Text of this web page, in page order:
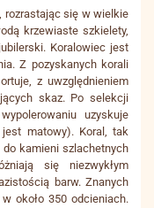
rozrastając się w wielkie
krzewiaste szkielety,
Koralowiec jest
Z pozyskanych korali
z uwzględnieniem
skaz. Po selekcji
uzyskuje
matowy). Koral, tak
do kamieni szlachetnych
się niezwykłym
barw. Znanych
około 350 odcieniach.